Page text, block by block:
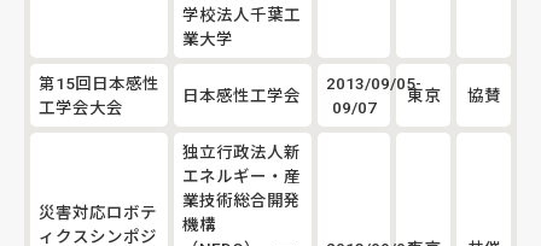
学校法人千葉工
業大学
第15回日本感性
工学会大会
日本感性工学会
2013/09/05-
09/07
東京 協賛
災害対応ロボテ
ィクスシンポジ
独立行政法人新
エネルギー・産
業技術総合開発
機構